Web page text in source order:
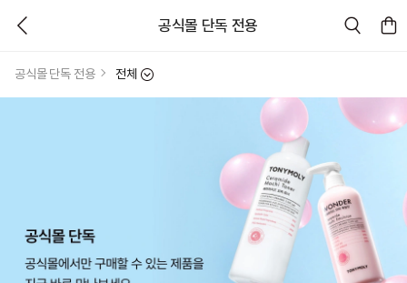
공식몰 단독 전용
공식몰 단독 전용 전체